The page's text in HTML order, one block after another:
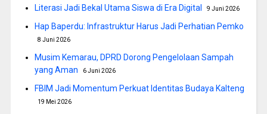
Literasi Jadi Bekal Utama Siswa di Era Digital 9 Juni 2026
Hap Baperdu: Infrastruktur Harus Jadi Perhatian Pemko
8 Juni 2026
Musim Kemarau, DPRD Dorong Pengelolaan Sampah
yang Aman
6 Juni 2026
FBIM Jadi Momentum Perkuat Identitas Budaya Kalteng
19 Mei 2026